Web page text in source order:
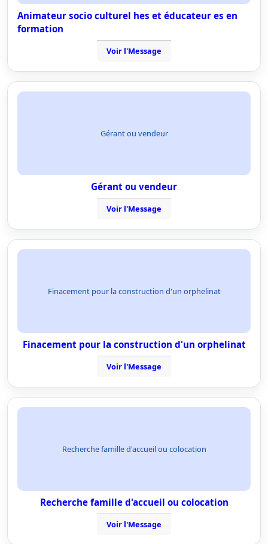
Animateur socio culturel hes et éducateur es en
formation
Voir l'Message
Gérant ou vendeur
Gérant ou vendeur
Voir l'Message
Finacement pour la construction d'un orphelinat
Finacement pour la construction d'un orphelinat
Voir l'Message
Recherche famille d'accueil ou colocation
Recherche famille d'accueil ou colocation
Voir l'Message